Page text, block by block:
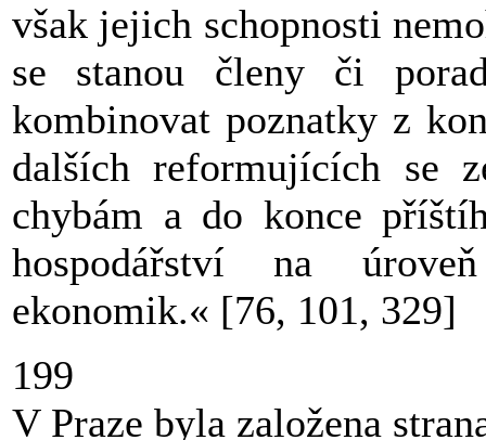
však jejich schopnosti
se stanou členy či
kombinovat poznatky z
dalších reformujících se
chybám a do konce
hospodářství na
ekonomik.« [76, 101, 329]
199
V Praze byla založena